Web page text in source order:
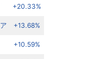
+20.33%
+13.68%
+10.59%